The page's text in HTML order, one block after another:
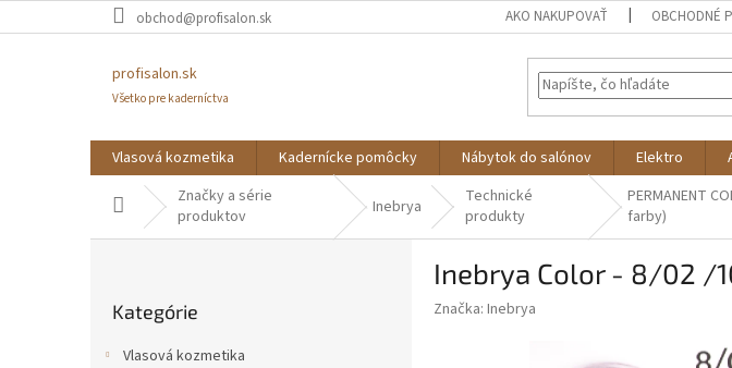
na
obchod@profisalon.sk AKO NAKUPOVAŤ OBCHODNÉ
profisalon.sk
Všetko pre kaderníctva
Vlasová kozmetika Kadernícke pomôcky Nábytok do salónov Elektro
Domov Značky a série
produktov
Inebrya
Technické
produkty
PERMANENT
farby)
kategórie
Kategórie
Vlasová kozmetika
Inebrya Color - 8/02 /
Značka: Inebrya